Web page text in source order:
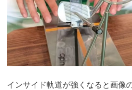
インサイド軌道が強くなると画像